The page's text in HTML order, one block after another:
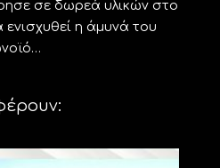
σε δωρεά υλικών στο
η άμυνά του